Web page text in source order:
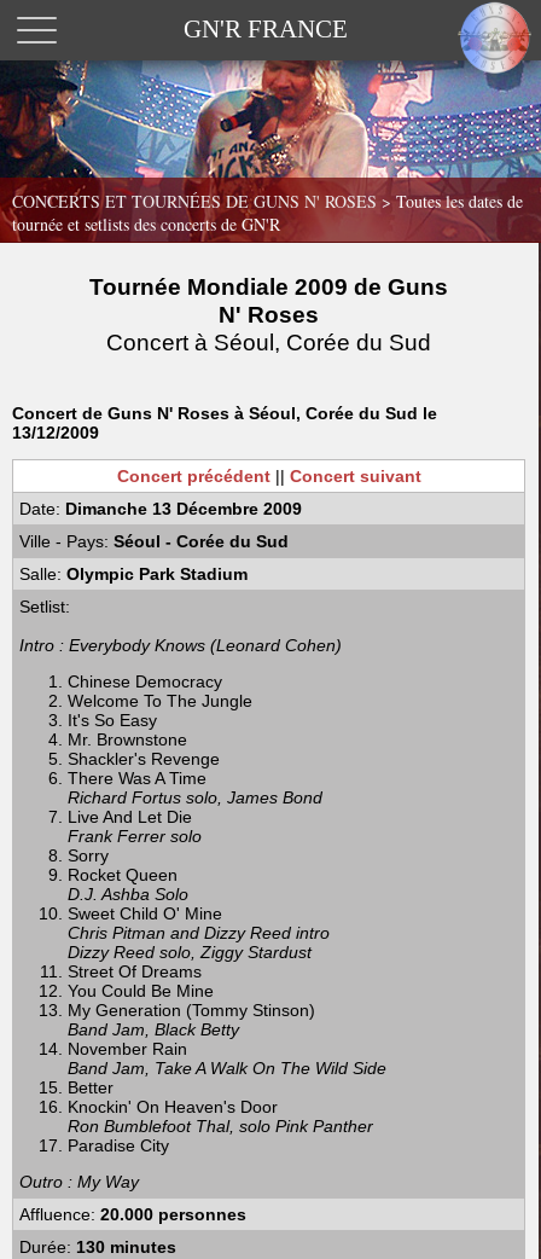
GN'R FRANCE
CONCERTS ET TOURNÉES DE GUNS N' ROSES > Toutes les dates de
tournée et setlists des concerts de GN'R
Tournée Mondiale 2009 de Guns
N' Roses
Concert à Séoul, Corée du Sud
Concert de Guns N' Roses à Séoul, Corée du Sud le
13/12/2009
Concert précédent|| Concert suivant
Date: Dimanche 13 Décembre 2009
Ville - Pays:Séoul - Corée du Sud
Salle:Olympic Park Stadium
Setlist:
Intro : Everybody Knows (Leonard Cohen)
Chinese Democracy
Welcome To The Jungle
It's So Easy
Mr. Brownstone
Shackler's Revenge
There Was A Time
Richard Fortus solo, James Bond
Live And Let Die
Frank Ferrer solo
Sorry
Rocket Queen
D.J. Ashba Solo
Sweet Child O' Mine
Chris Pitman and Dizzy Reed intro
Dizzy Reed solo, Ziggy Stardust
Street Of Dreams
You Could Be Mine
My Generation (Tommy Stinson)
Band Jam, Black Betty
November Rain
Band Jam, Take A Walk On The Wild Side
Better
Knockin' On Heaven's Door
Ron Bumblefoot Thal, solo Pink Panther
Paradise City
Outro : My Way
Affluence:20.000 personnes
Durée: 130 minutes